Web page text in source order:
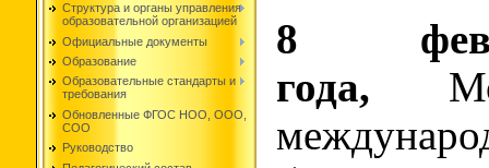
Структура и органы управления
образовательной организацией
Официальные документы
Образование
Образовательные стандарты и
требования
Обновленные ФГОС НОО, ООО,
СОО
Руководство
8
года,